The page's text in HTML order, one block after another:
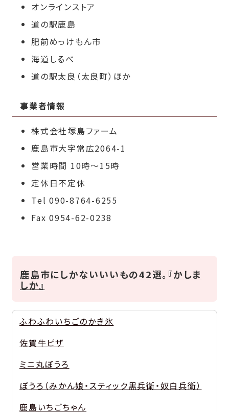
オンラインストア
道の駅鹿島
肥前めっけもん市
海道しるべ
道の駅太良（太良町）ほか
事業者情報
株式会社塚島ファーム
鹿島市大字常広2064-1
営業時間 10時～15時
定休日不定休
Tel 090-8764-6255
Fax 0954-62-0238
鹿島市にしかないいいもの42選。『かしま
しか』
ふわふわいちごのかき氷
佐賀牛ピザ
ミニ丸ぼうろ
ぼうろ（みかん娘・スティック黒兵衛・奴白兵衛）
鹿島いちごちゃん